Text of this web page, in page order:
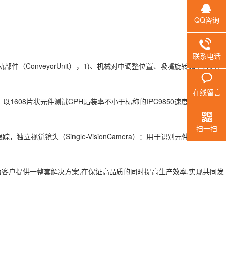
件（ConveyorUnit），1)、机械对中调整位置、吸嘴旋转调整方向，
1608片状元件测试CPH贴装率不小于标称的IPC9850速度的60%，或
独立视觉镜头（Single-VisionCamera）：用于识别元件，主要是那
户提供一整套解决方案,在保证高品质的同时提高生产效率,实现共同发
QQ咨询
联系电话
在线留言
扫一扫